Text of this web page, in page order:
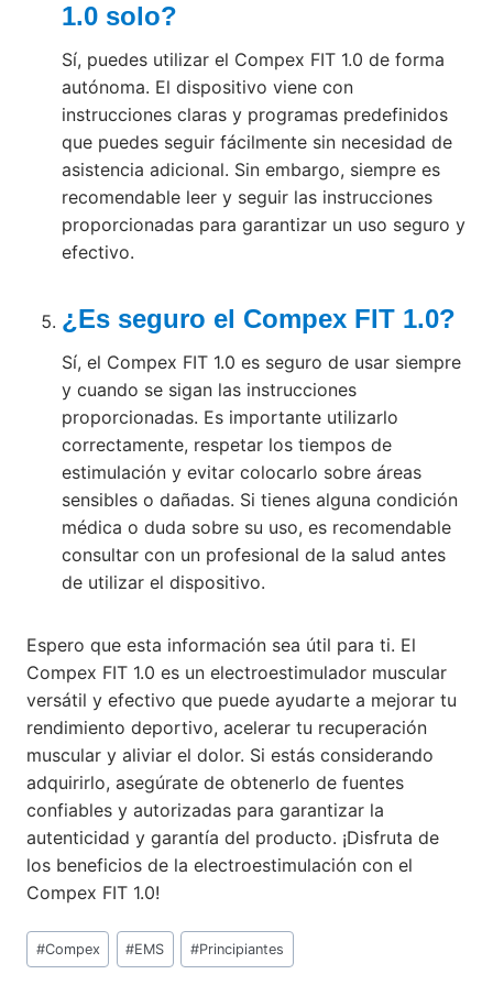
1.0 solo?
Sí, puedes utilizar el Compex FIT 1.0 de forma
autónoma. El dispositivo viene con
instrucciones claras y programas predefinidos
que puedes seguir fácilmente sin necesidad de
asistencia adicional. Sin embargo, siempre es
recomendable leer y seguir las instrucciones
proporcionadas para garantizar un uso seguro y
efectivo.
¿Es seguro el Compex FIT 1.0?
Sí, el Compex FIT 1.0 es seguro de usar siempre
y cuando se sigan las instrucciones
proporcionadas. Es importante utilizarlo
correctamente, respetar los tiempos de
estimulación y evitar colocarlo sobre áreas
sensibles o dañadas. Si tienes alguna condición
médica o duda sobre su uso, es recomendable
consultar con un profesional de la salud antes
de utilizar el dispositivo.
Espero que esta información sea útil para ti. El
Compex FIT 1.0 es un electroestimulador muscular
versátil y efectivo que puede ayudarte a mejorar tu
rendimiento deportivo, acelerar tu recuperación
muscular y aliviar el dolor. Si estás considerando
adquirirlo, asegúrate de obtenerlo de fuentes
confiables y autorizadas para garantizar la
autenticidad y garantía del producto. ¡Disfruta de
los beneficios de la electroestimulación con el
Compex FIT 1.0!
Etiquetas
de
#Compex #EMS #Principiantes